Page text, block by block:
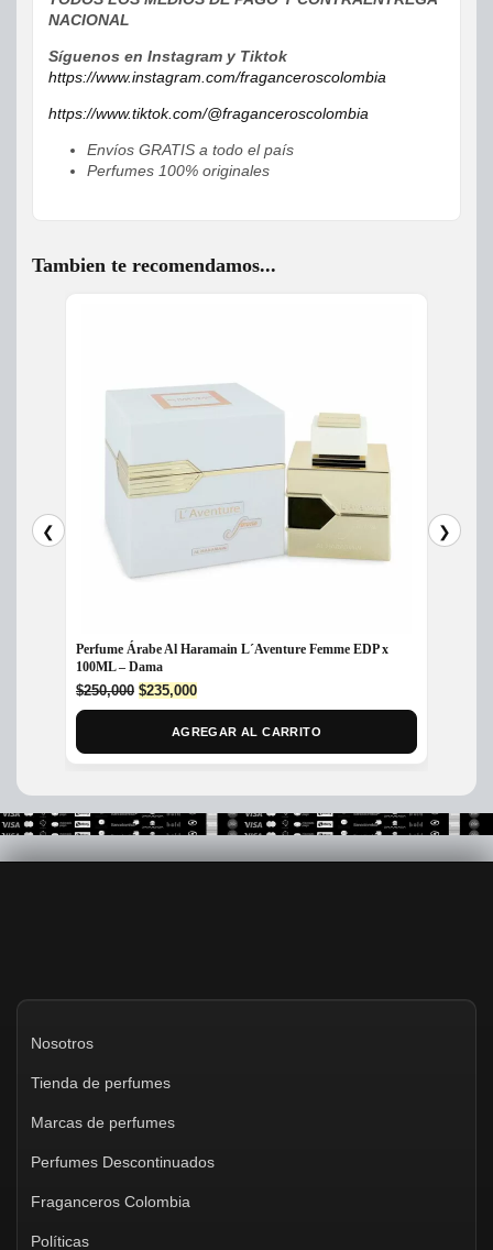
NACIONAL
Síguenos en Instagram y Tiktok
https://www.instagram.com/fraganceroscolombia
https://www.tiktok.com/@fraganceroscolombia
Envíos GRATIS a todo el país
Perfumes 100% originales
Tambien te recomendamos...
❮
Perfume Árabe Al Haramain L´Aventure Femme EDP x
100ML – Dama
$250,000 Original
price
$235,000Current
price
is:
AGREGAR AL CARRITO
❯
Nosotros
Tienda de perfumes
Marcas de perfumes
Perfumes Descontinuados
Fraganceros Colombia
Políticas